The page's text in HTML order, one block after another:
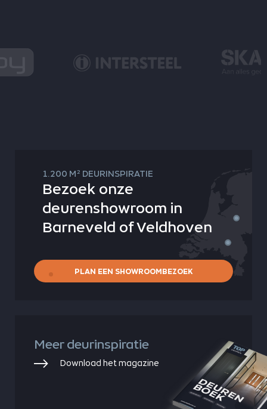
Meer deurinspiratie
Download het magazine
1.200 M2 DEURINSPIRATIE
Bezoek onze
deurenshowroom in
Barneveld of Veldhoven
PLAN EEN SHOWROOMBEZOEK